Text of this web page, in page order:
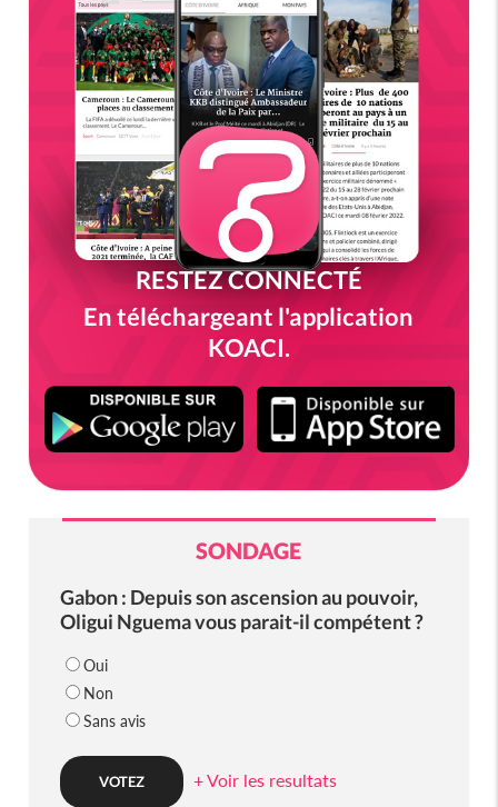
RESTEZ CONNECTÉ
En téléchargeant l'application
KOACI.
SONDAGE
Gabon : Depuis son ascension au pouvoir,
Oligui Nguema vous parait-il compétent ?
Oui
Non
Sans avis
+ Voir les resultats